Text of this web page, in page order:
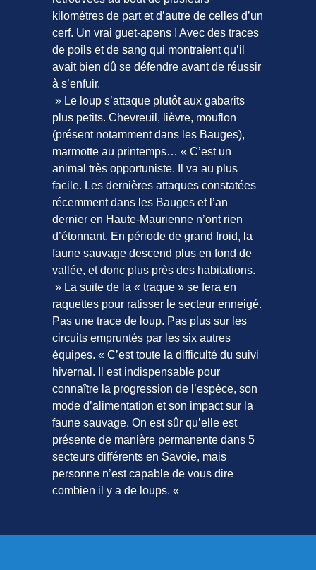
kilomètres de part et d’autre de celles d’un
cerf. Un vrai guet-apens ! Avec des traces
de poils et de sang qui montraient qu’il
avait bien dû se défendre avant de réussir
à s’enfuir.
» Le loup s’attaque plutôt aux gabarits
plus petits. Chevreuil, lièvre, mouflon
(présent notamment dans les Bauges),
marmotte au printemps… « C’est un
animal très opportuniste. Il va au plus
facile. Les dernières attaques constatées
récemment dans les Bauges et l’an
dernier en Haute-Maurienne n’ont rien
d’étonnant. En période de grand froid, la
faune sauvage descend plus en fond de
vallée, et donc plus près des habitations.
» La suite de la « traque » se fera en
raquettes pour ratisser le secteur enneigé.
Pas une trace de loup. Pas plus sur les
circuits empruntés par les six autres
équipes. « C’est toute la difficulté du suivi
hivernal. Il est indispensable pour
connaître la progression de l’espèce, son
mode d’alimentation et son impact sur la
faune sauvage. On est sûr qu’elle est
présente de manière permanente dans 5
secteurs différents en Savoie, mais
personne n’est capable de vous dire
combien il y a de loups. «